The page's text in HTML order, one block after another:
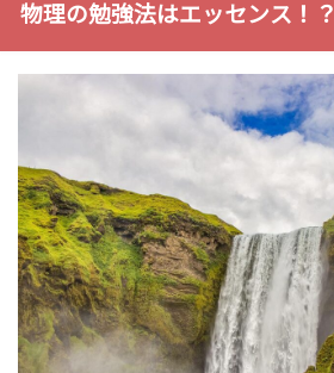
物理の勉強法はエッセンス！？